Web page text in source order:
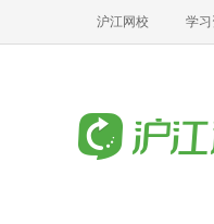
沪江网校 学